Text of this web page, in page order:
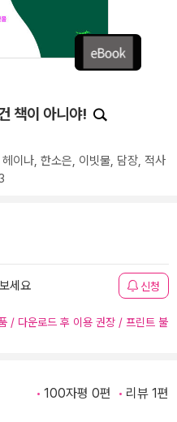
책이 아니야!
헤이나, 한소은, 이빗물, 담장, 적사
세요 신청
/ 다운로드 후 이용 권장 / 프린트 불
100자평 0편 리뷰 1편